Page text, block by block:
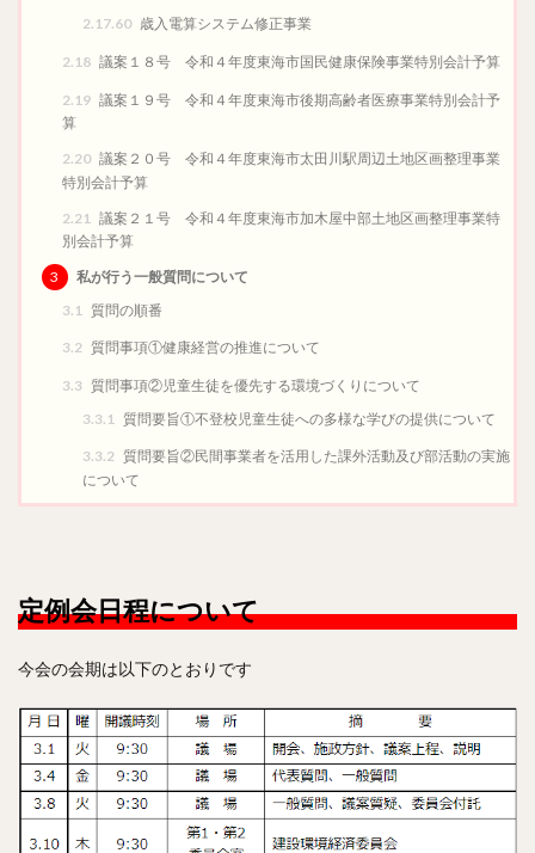
2.17.60 歳入電算システム修正事業
2.18 議案１８号 令和４年度東海市国民健康保険事業特別会計予算
2.19 議案１９号 令和４年度東海市後期高齢者医療事業特別会計予
算
2.20 議案２０号 令和４年度東海市太田川駅周辺土地区画整理事業
特別会計予算
2.21 議案２１号 令和４年度東海市加木屋中部土地区画整理事業特
別会計予算
3
私が行う一般質問について
3.1 質問の順番
3.2 質問事項①健康経営の推進について
3.3 質問事項②児童生徒を優先する環境づくりについて
3.3.1 質問要旨①不登校児童生徒への多様な学びの提供について
3.3.2 質問要旨②民間事業者を活用した課外活動及び部活動の実施
について
定例会日程について
今会の会期は以下のとおりです